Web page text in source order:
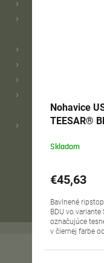
Nohavice
TEESAR®
Skladom
€45,63
Bavlnené
BDU vo
označujúce
v čiernej farbe